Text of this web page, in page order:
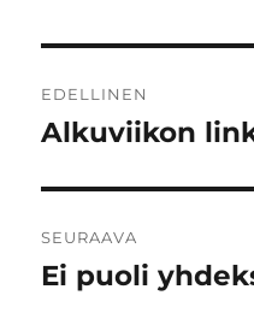
selaus
EDELLINEN
Edellinen
Alkuviikon
SEURAAVA
Seuraava
Ei puoli